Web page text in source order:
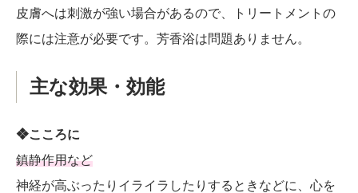
皮膚へは刺激が強い場合があるので、トリートメントの
際には注意が必要です。芳香浴は問題ありません。
主な効果・効能
❖こころに
鎮静作用など
神経が高ぶったりイライラしたりするときなどに、心を